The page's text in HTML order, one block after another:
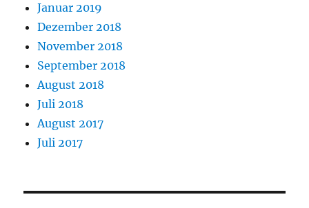
Januar 2019
Dezember 2018
November 2018
September 2018
August 2018
Juli 2018
August 2017
Juli 2017